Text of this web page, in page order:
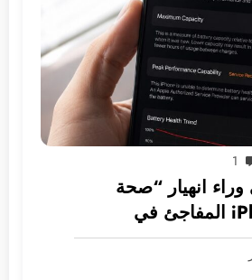
1
انهيار “صحة
بطارية” iPhone المفاجئ في